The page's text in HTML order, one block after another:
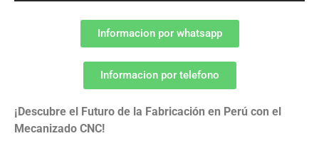
Informacion por whatsapp
Informacion por telefono
¡Descubre el Futuro de la Fabricación en Perú con el
Mecanizado CNC!